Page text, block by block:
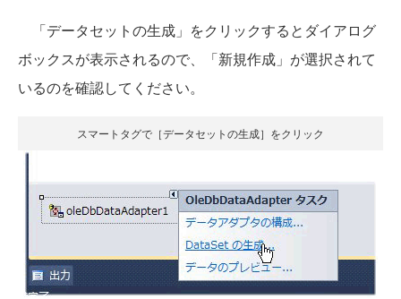
「データセットの生成」をクリックするとダイアログ
ボックスが表示されるので、「新規作成」が選択されて
いるのを確認してください。
スマートタグで［データセットの生成］をクリック